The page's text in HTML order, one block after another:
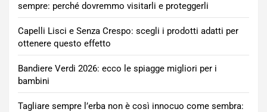
sempre: perché dovremmo visitarli e proteggerli
Capelli Lisci e Senza Crespo: scegli i prodotti adatti per
ottenere questo effetto
Bandiere Verdi 2026: ecco le spiagge migliori per i
bambini
Tagliare sempre l’erba non è così innocuo come sembra: